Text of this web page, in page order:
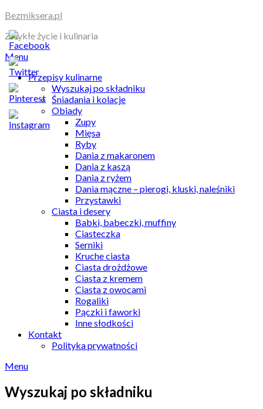
Skip
content
Bezmiksera.pl
Zwykłe życie i kulinaria
Menu
Przepisy kulinarne
Wyszukaj po składniku
Śniadania i kolacje
Obiady
Zupy
Mięsa
Ryby
Dania z makaronem
Dania z kaszą
Dania z ryżem
Dania mączne – pierogi, kluski, naleśniki
Przystawki
Ciasta i desery
Babki, babeczki, muffiny
Ciasteczka
Serniki
Kruche ciasta
Ciasta drożdżowe
Ciasta z kremem
Ciasta z owocami
Rogaliki
Pączki i faworki
Inne słodkości
Kontakt
Polityka prywatności
Menu
Wyszukaj po składniku